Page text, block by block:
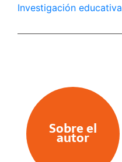
Investigación educativa
Sobre el
autor